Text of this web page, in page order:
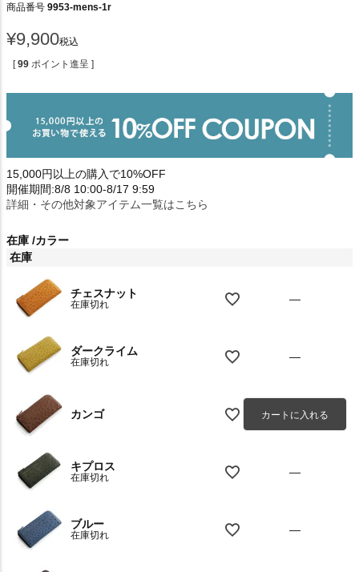
商品番号 9953-mens-1r
¥9,900税込
[ 99 ポイント進呈 ]
15,000円以上の購入で10%OFF
開催期間:8/8 10:00-8/17 9:59
詳細・その他対象アイテム一覧はこちら
在庫 カラー
在庫
チェスナット
在庫切れ —
ダークライム
在庫切れ —
カンゴ カートに入れる
キプロス
在庫切れ —
ブルー
在庫切れ —